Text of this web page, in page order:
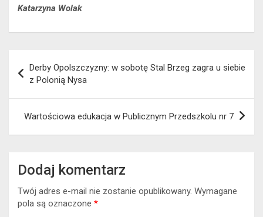
Katarzyna Wolak
wpisu
Derby Opolszczyzny: w sobotę Stal Brzeg zagra u siebie
z Polonią Nysa
Wartościowa edukacja w Publicznym Przedszkolu nr 7
Dodaj komentarz
Twój adres e-mail nie zostanie opublikowany. Wymagane
pola są oznaczone *